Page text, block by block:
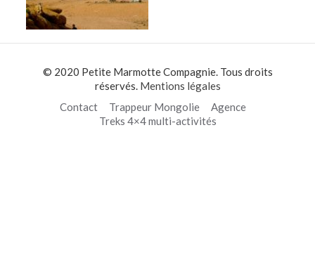
© 2020 Petite Marmotte Compagnie. Tous droits
réservés. Mentions légales
Contact
Trappeur Mongolie
Agence
Treks 4×4 multi-activités